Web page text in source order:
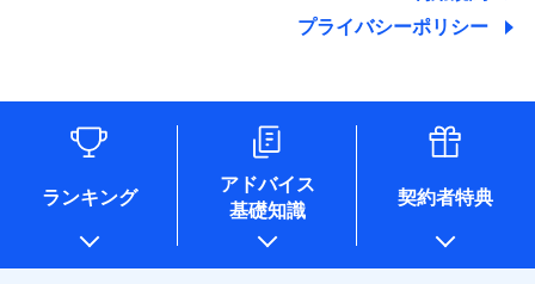
関する情報を提供し、金融商品等の契約を勧奨するため、ま
た維持管理等の委託業務遂行のため、またそれらに付帯、関
情報を取引のある他の保険会社の商品・サービスをご提案す
るために利用させていただくことがあります。）
各種セミナーの開催のため
コンサルティングサービスの実施のため
アンケートやキャンペーン等の実施のため
上記に係る案内・手続き・管理等付帯業務を行うため
* 当社が委託を受けている保険会社の情報は、保険会社のホ
ームページに掲載しておりますので、ご確認ください。
プライバシーポリシー
ランキング
アドバイス
基礎知識
契約者特典